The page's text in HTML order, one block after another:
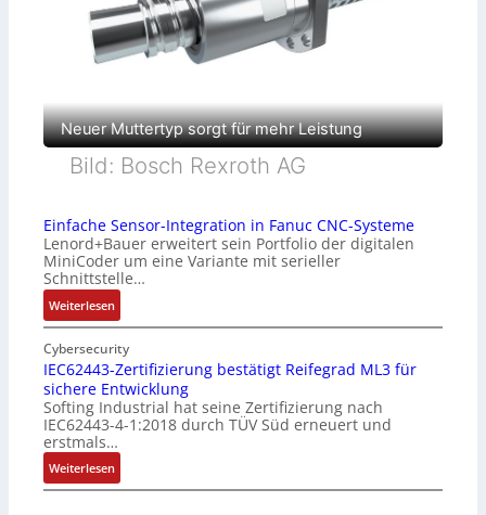
Neuer Muttertyp sorgt für mehr Leistung
Bild: Bosch Rexroth AG
Einfache Sensor-Integration in Fanuc CNC-Systeme
Lenord+Bauer erweitert sein Portfolio der digitalen
MiniCoder um eine Variante mit serieller
Schnittstelle…
Weiterlesen:
E
i
n
f
a
c
h
e
S
Cybersecurity
IEC62443-Zertifizierung bestätigt Reifegrad ML3 für
sichere Entwicklung
Softing Industrial hat seine Zertifizierung nach
IEC62443-4-1:2018 durch TÜV Süd erneuert und
erstmals…
Weiterlesen:
I